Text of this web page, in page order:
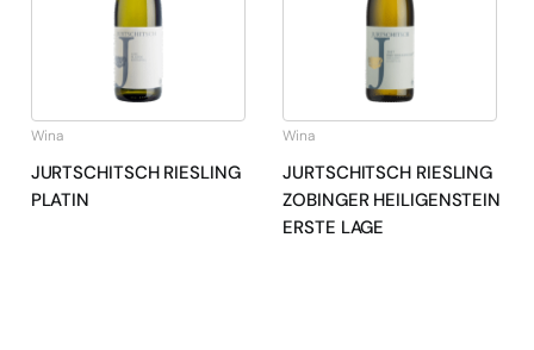
Wina
JURTSCHITSCH RIESLING
PLATIN
Wina
JURTSCHITSCH RIESLING
ZOBINGER HEILIGENSTEIN
ERSTE LAGE